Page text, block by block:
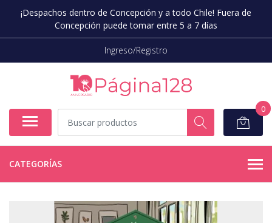
¡Despachos dentro de Concepción y a todo Chile! Fuera de
Concepción puede tomar entre 5 a 7 días
Ingreso/Registro
0
CATEGORÍAS